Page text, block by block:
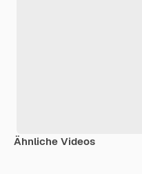
Ähnliche Videos